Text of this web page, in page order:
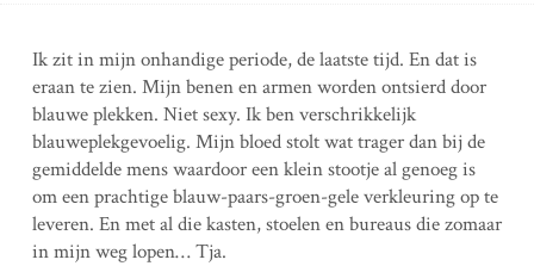
Ik zit in mijn onhandige periode, de laatste tijd. En dat is
eraan te zien. Mijn benen en armen worden ontsierd door
blauwe plekken. Niet sexy. Ik ben verschrikkelijk
blauweplekgevoelig. Mijn bloed stolt wat trager dan bij de
gemiddelde mens waardoor een klein stootje al genoeg is
om een prachtige blauw-paars-groen-gele verkleuring op te
leveren. En met al die kasten, stoelen en bureaus die zomaar
in mijn weg lopen… Tja.